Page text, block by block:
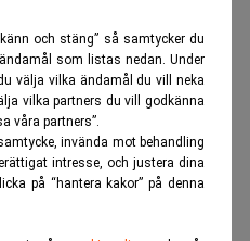
och stäng” så samtycker du
som listas nedan. Under
välja vilka ändamål du vill neka
vilka partners du vill godkänna
våra partners”.
invända mot behandling
intresse, och justera dina
på “hantera kakor” på denna